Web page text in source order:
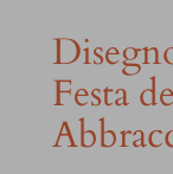
Festa